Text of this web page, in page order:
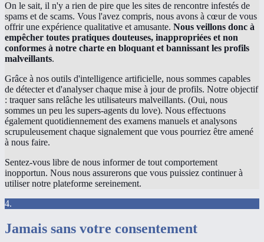
On le sait, il n'y a rien de pire que les sites de rencontre infestés de
spams et de scams. Vous l'avez compris, nous avons à cœur de vous
offrir une expérience qualitative et amusante. Nous veillons donc à
empêcher toutes pratiques douteuses, inappropriées et non
conformes à notre charte en bloquant et bannissant les profils
malveillants.
Grâce à nos outils d'intelligence artificielle, nous sommes capables
de détecter et d'analyser chaque mise à jour de profils. Notre objectif
: traquer sans relâche les utilisateurs malveillants. (Oui, nous
sommes un peu les supers-agents du love). Nous effectuons
également quotidiennement des examens manuels et analysons
scrupuleusement chaque signalement que vous pourriez être amené
à nous faire.
Sentez-vous libre de nous informer de tout comportement
inopportun. Nous nous assurerons que vous puissiez continuer à
utiliser notre plateforme sereinement.
4.
Jamais sans votre consentement